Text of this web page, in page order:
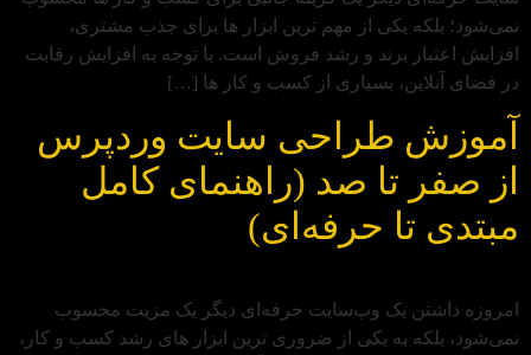
نمی‌شود؛ بلکه یکی از مهم‌ ترین ابزار ها برای جذب مشتری،
افزایش اعتبار برند و رشد فروش است. با توجه به افزایش رقابت
در فضای آنلاین، بسیاری از کسب‌ و کار ها […]
آموزش طراحی سایت وردپرس
از صفر تا صد (راهنمای کامل
مبتدی تا حرفه‌ای)
امروزه داشتن یک وب‌سایت حرفه‌ای دیگر یک مزیت محسوب
نمی‌شود، بلکه به یکی از ضروری‌ ترین ابزار های رشد کسب‌ و کار،